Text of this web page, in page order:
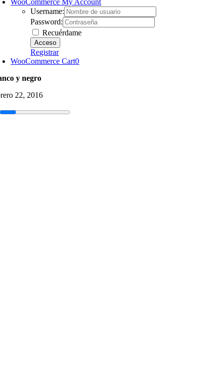
WooCommerce My Account
Username:
Password:
Recuérdame
Registrar
WooCommerce Cart0
y negro
22, 2016